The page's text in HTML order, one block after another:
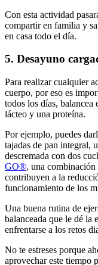
Con esta actividad
compartir en familia y
en casa todo el día.
5. Desayuno
Para realizar cualquier
cuerpo, por eso es
todos los días, balancea
lácteo y una proteína.
Por ejemplo, puedes
tajadas de pan integral,
descremada con dos
GO®, una
contribuyen a la
funcionamiento de los
Una buena rutina de
balanceada que le dé la
enfrentarse a los retos
No te estreses porque
aprovechar este tiempo